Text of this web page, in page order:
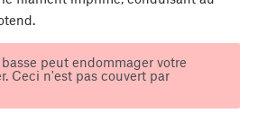
peut endommager votre
Ceci n'est pas couvert par